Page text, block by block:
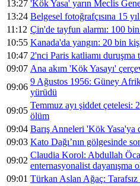
13:27 'Kök Yasa' yarın Meclis
13:24 Belgesel fotoğrafçısına 15
11:12 Çin'de tayfun alarmı: 100
10:55 Kanada'da yangın: 20 bin
10:47 2'nci Paris katliamı
09:07 Ana akım 'Kök Yasayı'
09:06
9 Ağustos 1956: Güney
yürüdü
09:05
Temmuz ayı şiddet çetelesi:
ölüm
09:04 Barış Anneleri 'Kök Yasa'ya
09:03 Kato Dağı’nın gölgesinde
09:02
Claudia Korol: Abdullah
enternasyonalist dayanışma
09:01 Türkan Aslan Ağaç: